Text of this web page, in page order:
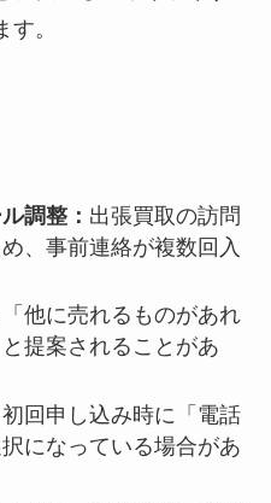
。
調整： 出張買取の訪問
、事前連絡が複数回入
「他に売れるものがあれ
提案されることがあ
初回申し込み時に「電話
になっている場合があ